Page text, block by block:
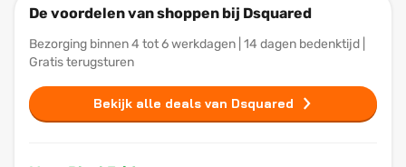
De voordelen van shoppen bij Dsquared
Bezorging binnen 4 tot 6 werkdagen | 14 dagen bedenktijd |
Gratis terugsturen
Bekijk alle deals van Dsquared